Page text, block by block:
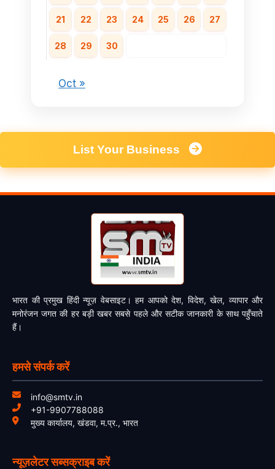
21 22 23 24 25 26 27
28 29 30
Oct »
List Your Business
भारत की प्रमुख हिंदी न्यूज़ वेबसाइट। हम आपको देश, विदेश, खेल, व्यापार और
मनोरंजन जगत की हर बड़ी खबर सबसे पहले और सटीक जानकारी के साथ पहुँचाते
हैं।
हमसे संपर्क करें
info@smtv.in
+91-9907788088
मुख्य कार्यालय, खंडवा, म.प्र., भारत
न्यूज़लेटर सब्सक्राइब करें